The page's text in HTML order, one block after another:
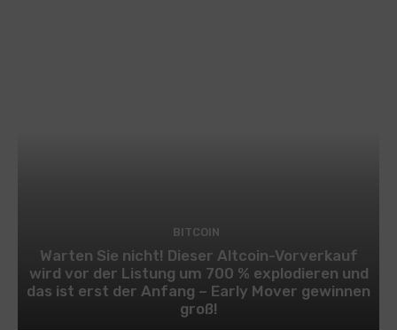
BITCOIN
Warten Sie nicht! Dieser Altcoin-Vorverkauf
wird vor der Listung um 700 % explodieren und
das ist erst der Anfang – Early Mover gewinnen
groß!